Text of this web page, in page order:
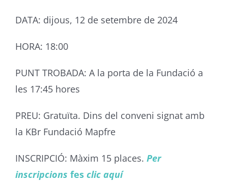
DATA: dijous, 12 de setembre de 2024
HORA: 18:00
PUNT TROBADA: A la porta de la Fundació a
les 17:45 hores
PREU: Gratuïta. Dins del conveni signat amb
la KBrFundació Mapfre
INSCRIPCIÓ: Màxim 15 places. Per
inscripcions fes clic aquí